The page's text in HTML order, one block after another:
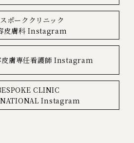
ポーククリニック
皮膚科 Instagram
皮膚専任看護師 Instagram
CLINIC
Instagram